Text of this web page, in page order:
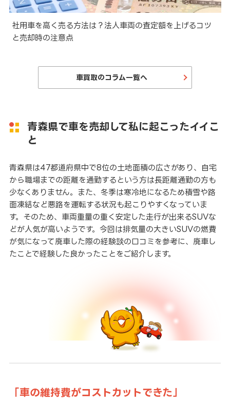
社用車を高く売る方法は？法人車両の査定額を上げるコツ
と売却時の注意点
車買取のコラム一覧へ
青森県で車を売却して私に起こったイイこ
と
青森県は47都道府県中で8位の土地面積の広さがあり、自宅
から職場までの距離を通勤するという方は長距離通勤の方も
少なくありません。また、冬季は寒冷地になるため積雪や路
面凍結など悪路を運転する状況も起こりやすくなっていま
す。そのため、車両重量の重く安定した走行が出来るSUVな
どが人気が高いようです。今回は排気量の大きいSUVの燃費
が気になって廃車した際の経験談の口コミを参考に、廃車し
たことで経験した良かったことをご紹介します。
「車の維持費がコストカットできた」